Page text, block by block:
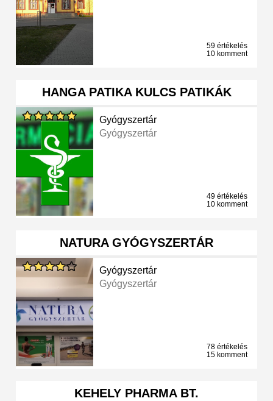
59 értékelés
10 komment
HANGA PATIKA KULCS PATIKÁK
Gyógyszertár
Gyógyszertár
49 értékelés
10 komment
NATURA GYÓGYSZERTÁR
Gyógyszertár
Gyógyszertár
78 értékelés
15 komment
KEHELY PHARMA BT.